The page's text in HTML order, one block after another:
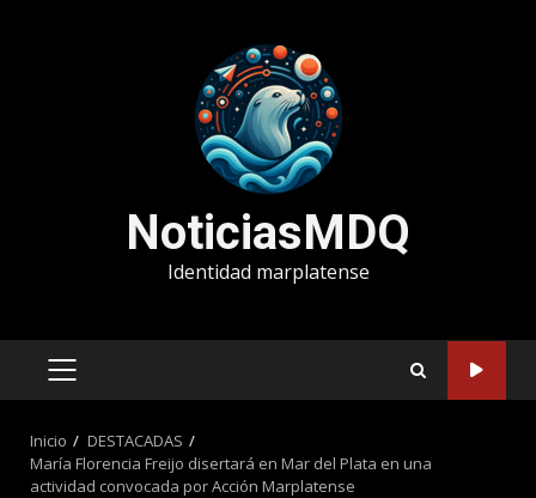
NoticiasMDQ
Identidad marplatense
MENÚ
Inicio
DESTACADAS
María Florencia Freijo disertará en Mar del Plata en una
actividad convocada por Acción Marplatense